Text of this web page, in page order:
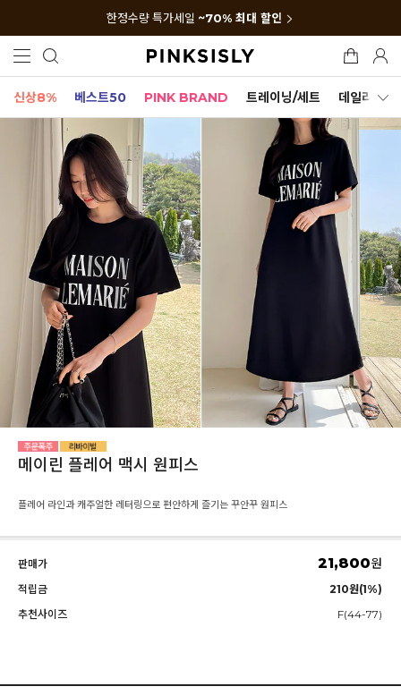
한정수량 특가세일 ~70% 최대 할인
신상8% 베스트50 PINK BRAND 트레이닝/세트 데일리세트
메이린 플레어 맥시 원피스
플레어 라인과 캐주얼한 레터링으로 편안하게 즐기는 꾸안꾸 원피스
판매가 21,800원
적립금
210원(1%)
추천사이즈
F(44-77)